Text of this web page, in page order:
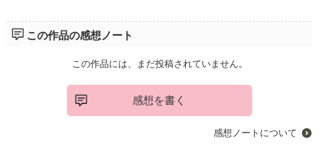
この作品の感想ノート
この作品には、まだ投稿されていません。
感想を書く
感想ノートについて